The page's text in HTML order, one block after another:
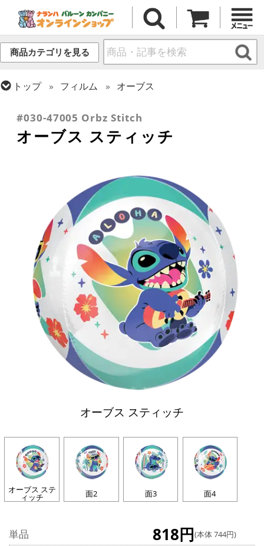
商品カテゴリを見る
トップ フィルム
オーブス
#030-47005 Orbz Stitch
オーブス スティッチ
オーブス スティッチ
オーブス ステ
ィッチ 面2 面3 面4
単品 818円(本体 744円)